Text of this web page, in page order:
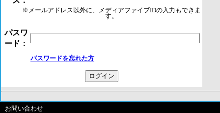
※メールアドレス以外に、メディアファイブIDの入力もできま
す。
パスワ
ード：
パスワードを忘れた方
お問い合わせ